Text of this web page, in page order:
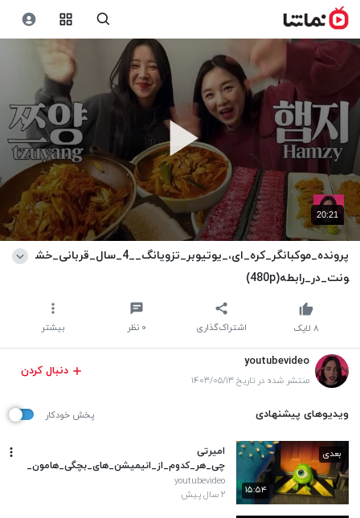
20:21
پرونده_موکبانگر_کره_ای،_یوتیوبر_تزویانگ__4_سال_قربانی_خش
ونت_در_رابطه(480p)
اشتراک‌گذاری ۰ نظر بیشتر ۸ لایک
youtubevideo
منتشر شده در تاریخ ۱۴۰۳/۰۵/۱۳
دنبال کردن
ویدیوهای پیشنهادی پخش خودکار
۱۵:۵۴
بعدی
امیرتی
چی_هر_کدوم_از_انیمیشن_های_بچگی_هامون_
به_چه_دلیل_معروف_شدن؟(480p)
youtubevideo
۲ سال پیش